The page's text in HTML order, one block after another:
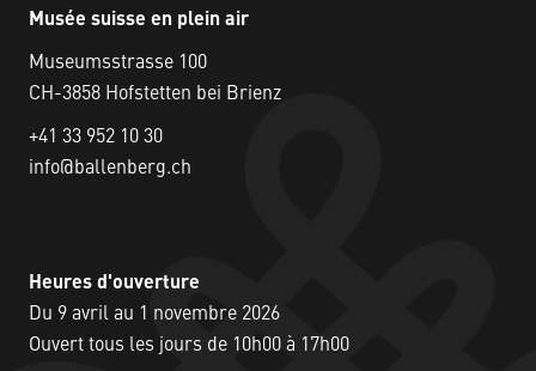
Musée suisse en plein air
Museumsstrasse 100
CH-3858 Hofstetten bei Brienz
+41 33 952 10 30
info@ballenberg.ch
Heures d'ouverture
Du 9 avril au 1 novembre 2026
Ouvert tous les jours de 10h00 à 17h00